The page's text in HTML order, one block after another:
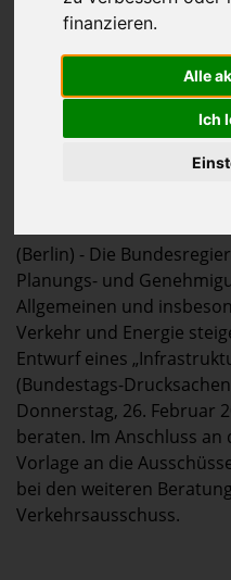
finanzieren.
Alle
Ich
(Berlin) - Die
Planungs- und
Allgemeinen und
Verkehr und Energie
Entwurf eines
(Bundestags-
Donnerstag, 26. Februar
beraten. Im Anschluss
Vorlage an die
bei den weiteren
Verkehrsausschuss.